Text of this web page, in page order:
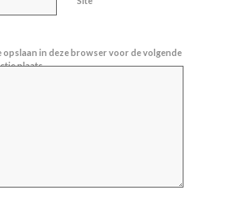
opslaan in deze browser voor de volgende
plaats.